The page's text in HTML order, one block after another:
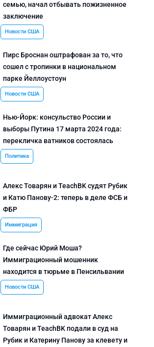
семью, начал отбывать пожизненное
заключение
Новости США
Пирс Броснан оштрафован за то, что
сошел с тропинки в национальном
парке Йеллоустоун
Новости США
Нью-Йорк: консульство России и
выборы Путина 17 марта 2024 года:
перекличка ватников состоялась
Политика
Алекс Товарян и TeachBK судят Рубик
и Катю Панову-2: теперь в деле ФСБ и
ФБР
Иммиграция
Где сейчас Юрий Моша?
Иммиграционный мошенник
находится в тюрьме в Пенсильвании
Новости США
Иммиграционный адвокат Алекс
Товарян и TeachBK подали в суд на
Рубик и Катерину Панову за клевету и